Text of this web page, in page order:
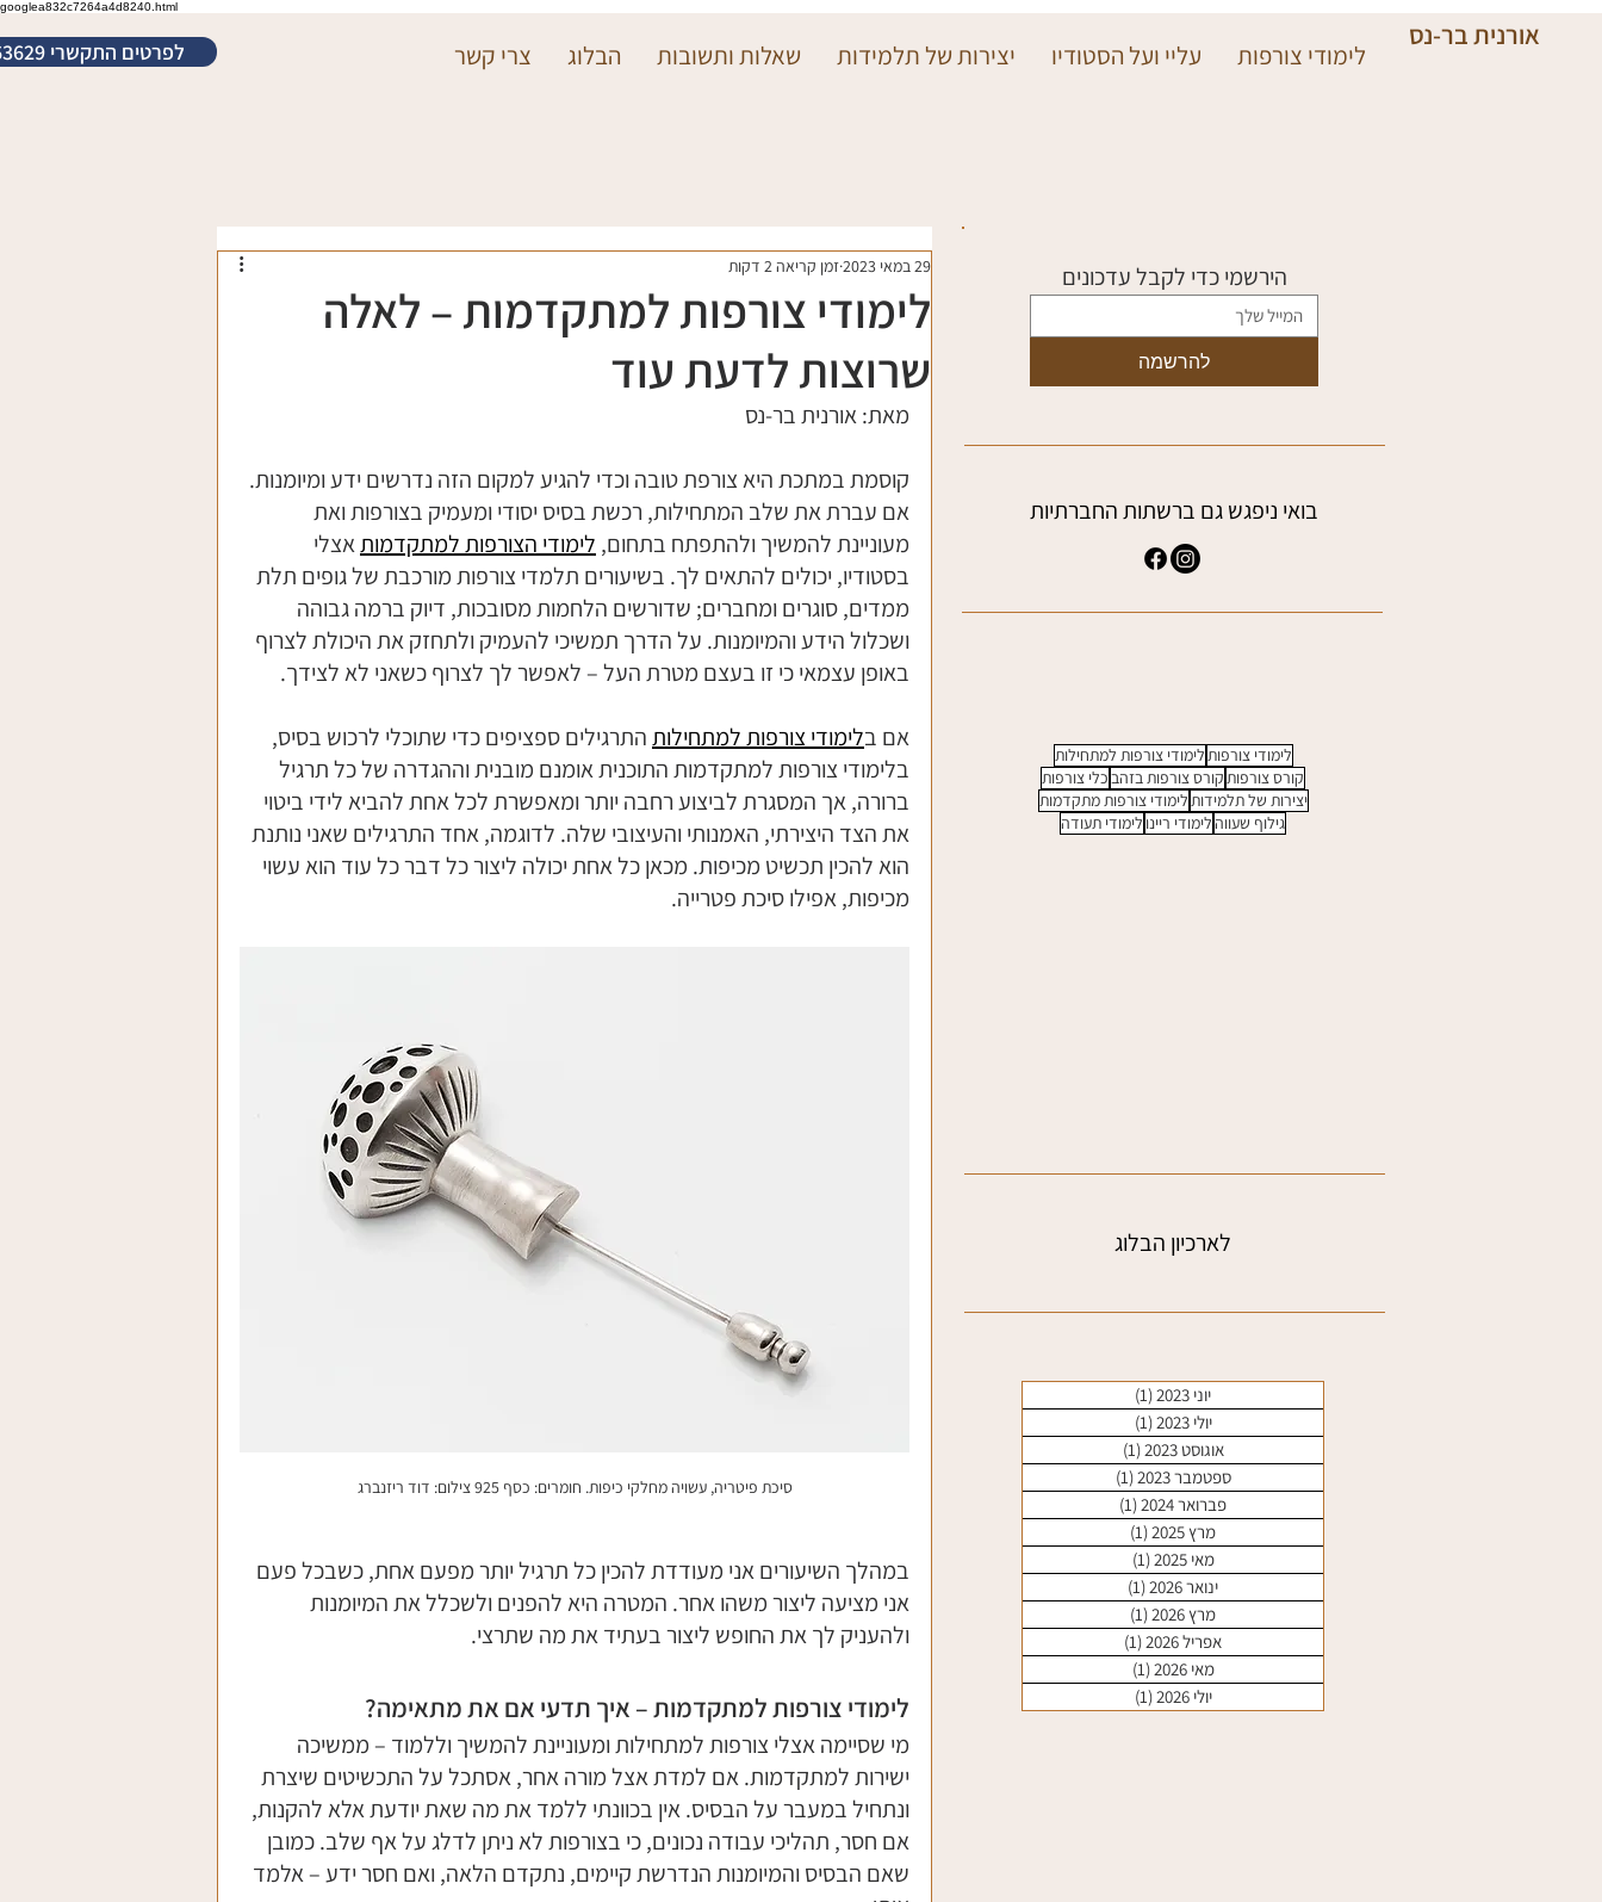
googlea832c7264a4d8240.html
אורנית בר-נס
לפרטים התקשרי 052-3463629 לימודי צורפות עליי ועל הסטודיו יצירות של תלמידות שאלות ותשובות הבלוג צרי קשר
לימודי צורפות למתקדמות – לאלה
שרוצות לדעת עוד
29 במאי 2023 זמן קריאה 2 דקות
מאת: אורנית בר-נס
קוסמת במתכת היא צורפת טובה וכדי להגיע למקום הזה נדרשים ידע ומיומנות.
אם עברת את שלב המתחילות, רכשת בסיס יסודי ומעמיק בצורפות ואת
מעוניינת להמשיך ולהתפתח בתחום, לימודי הצורפות למתקדמות אצלי
בסטודיו, יכולים להתאים לך. בשיעורים תלמדי צורפות מורכבת של גופים תלת
ממדים, סוגרים ומחברים; שדורשים הלחמות מסובכות, דיוק ברמה גבוהה
ושכלול הידע והמיומנות. על הדרך תמשיכי להעמיק ולתחזק את היכולת לצרוף
באופן עצמאי כי זו בעצם מטרת העל – לאפשר לך לצרוף כשאני לא לצידך.
אם בלימודי צורפות למתחילות התרגילים ספציפים כדי שתוכלי לרכוש בסיס,
בלימודי צורפות למתקדמות התוכנית אומנם מובנית וההגדרה של כל תרגיל
ברורה, אך המסגרת לביצוע רחבה יותר ומאפשרת לכל אחת להביא לידי ביטוי
את הצד היצירתי, האמנותי והעיצובי שלה. לדוגמה, אחד התרגילים שאני נותנת
הוא להכין תכשיט מכיפות. מכאן כל אחת יכולה ליצור כל דבר כל עוד הוא עשוי
מכיפות, אפילו סיכת פטרייה.
סיכת פיטריה, עשויה מחלקי כיפות. חומרים: כסף 925 צילום: דוד ריזנברג
במהלך השיעורים אני מעודדת להכין כל תרגיל יותר מפעם אחת, כשבכל פעם
אני מציעה ליצור משהו אחר. המטרה היא להפנים ולשכלל את המיומנות
ולהעניק לך את החופש ליצור בעתיד את מה שתרצי.
לימודי צורפות למתקדמות – איך תדעי אם את מתאימה?
מי שסיימה אצלי צורפות למתחילות ומעוניינת להמשיך וללמוד – ממשיכה
ישירות למתקדמות. אם למדת אצל מורה אחר, אסתכל על התכשיטים שיצרת
ונתחיל במעבר על הבסיס. אין בכוונתי ללמד את מה שאת יודעת אלא להקנות,
אם חסר, תהליכי עבודה נכונים, כי בצורפות לא ניתן לדלג על אף שלב. כמובן
שאם הבסיס והמיומנות הנדרשת קיימים, נתקדם הלאה, ואם חסר ידע – אלמד
הירשמי כדי לקבל עדכונים
להרשמה
בואי ניפגש גם ברשתות החברתיות
לימודי צורפותלימודי צורפות למתחילות
קורס צורפותקורס צורפות בזהבכלי צורפות
יצירות של תלמידותלימודי צורפות מתקדמות
גילוף שעווהלימודי ריינו לימודי תעודה
לארכיון הבלוג
יוני 2023 (1)
יולי 2023
(1)
אוגוסט 2023
(1)
ספטמבר 2023
(1)
פברואר 2024
(1)
מרץ 2025
(1)
מאי 2025
(1)
ינואר 2026
(1)
מרץ 2026
(1)
אפריל 2026
(1)
מאי 2026
(1)
יולי 2026
(1)